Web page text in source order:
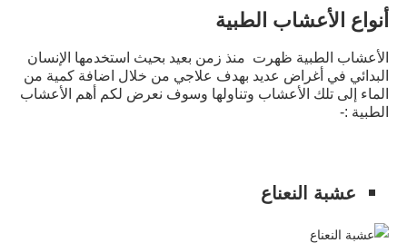
أنواع الأعشاب الطبية
الأعشاب الطبية ظهرت منذ زمن بعيد بحيث استخدمها الإنسان
البدائي في أغراض عديد بهدف علاجي من خلال اضافة كمية من
الماء إلى تلك الأعشاب وتناولها وسوف نعرض لكم أهم الأعشاب
الطبية :-
عشبة النعناع